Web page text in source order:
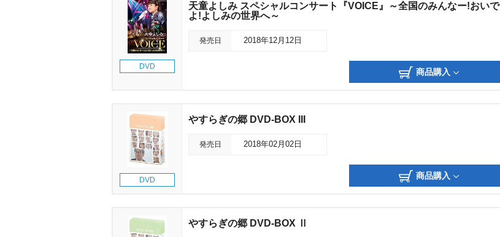
DVD
天童よしみ スペシャルコンサート『VOICE』～全国のみんなー!おいで
よ!よしみの世界へ～
発売日 2018年12月12日
商品購入
DVD
すらぎの郷 DVD-BOX III
発売日 2018年02月02日
商品購入
すらぎの郷 DVD-BOX Ⅱ